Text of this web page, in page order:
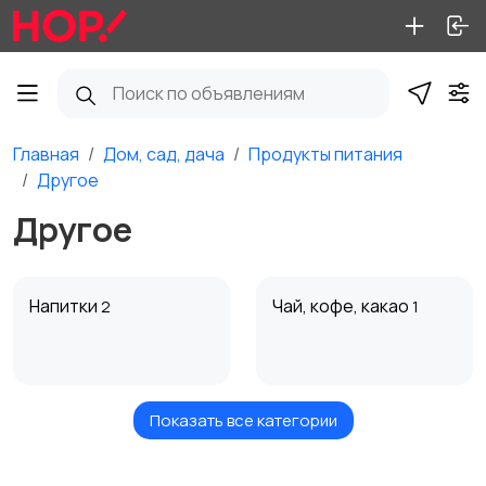
Главная Дом, сад, дача
Продукты питания
Другое
Другое
Напитки 2 Чай, кофе, какао 1
Кондитерские
Сыпучие продукты,
Показать все категории